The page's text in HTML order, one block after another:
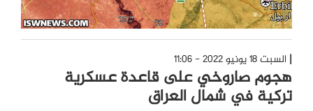
السبت 18 يونيو 2022 - 11:06
هجوم صاروخي على قاعدة عسكرية
تركية في شمال العراق